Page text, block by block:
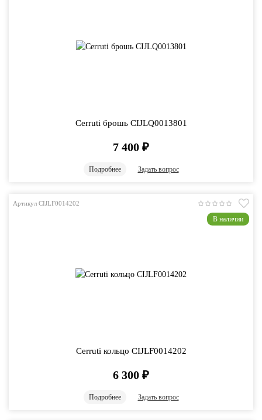
Cerruti брошь CIJLQ0013801
7 400 ₽
Подробнее Задать вопрос
Артикул CIJLF0014202
В наличии
Cerruti кольцо CIJLF0014202
6 300 ₽
Подробнее Задать вопрос